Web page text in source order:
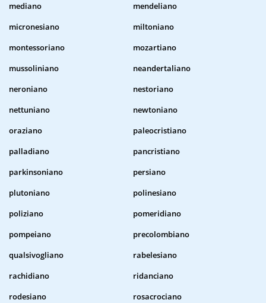
mediano
mendeliano
micronesiano
miltoniano
montessoriano
mozartiano
mussoliniano
neandertaliano
neroniano
nestoriano
nettuniano
newtoniano
oraziano
paleocristiano
palladiano
pancristiano
parkinsoniano
persiano
plutoniano
polinesiano
poliziano
pomeridiano
pompeiano
precolombiano
qualsivogliano
rabelesiano
rachidiano
ridanciano
rodesiano
rosacrociano